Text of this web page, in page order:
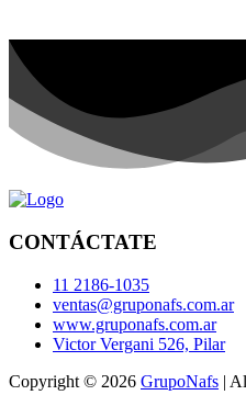
CONTÁCTATE
11 2186-1035
ventas@gruponafs.com.ar
www.gruponafs.com.ar
Victor Vergani 526, Pilar
Copyright © 2026 GrupoNafs |